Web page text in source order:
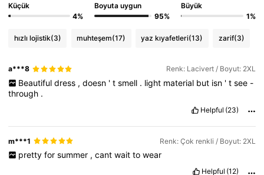
Küçük
4%
Boyuta uygun
95%
Büyük
1%
hızlı lojistik(3) muhteşem(17) yaz kıyafetleri(13) zarif(3)
a***8 Renk: Lacivert / Boyut: 2XL
Beautiful dress , doesn ' t smell . light material but isn ' t see -
through .
Helpful (23)
m***1 Renk: Çok renkli / Boyut: 2XL
pretty for summer , cant wait to wear
Helpful (12)